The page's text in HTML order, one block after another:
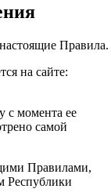
Правила.
на сайте:
с момента ее
самой
Правилами,
Республики